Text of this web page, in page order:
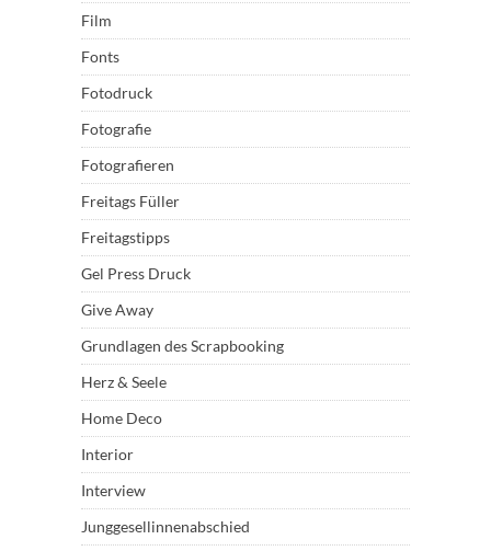
Film
Fonts
Fotodruck
Fotografie
Fotografieren
Freitags Füller
Freitagstipps
Gel Press Druck
Give Away
Grundlagen des Scrapbooking
Herz & Seele
Home Deco
Interior
Interview
Junggesellinnenabschied